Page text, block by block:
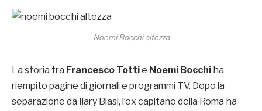
Noemi Bocchi altezza
La storia tra Francesco Tottie Noemi Bocchi ha
riempito pagine di giornali e programmi TV. Dopo la
separazione da Ilary Blasi, l’ex capitano della Roma ha